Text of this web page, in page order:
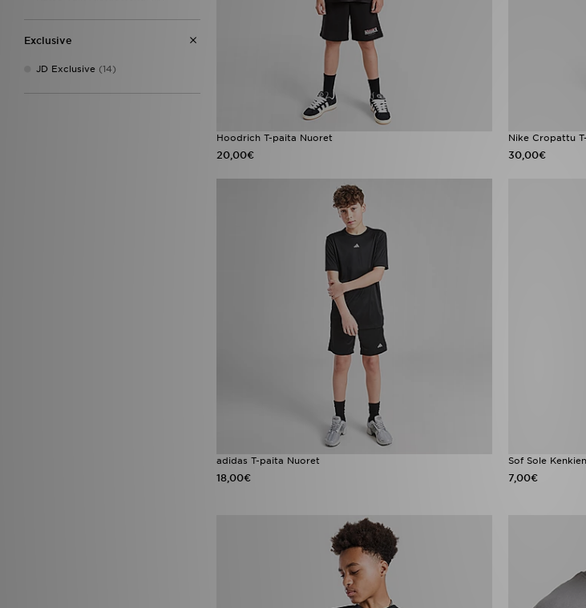
Exclusive
JD Exclusive (14)
Hoodrich T-paita Nuoret
20,00€
Nike Cropattu
30,00€
adidas T-paita Nuoret
18,00€
Sof Sole
7,00€